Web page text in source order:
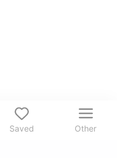
Saved Other